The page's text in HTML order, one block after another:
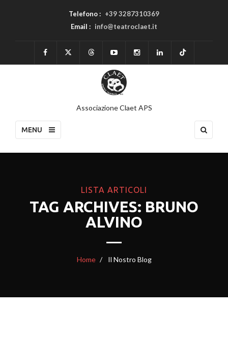
Telefono : +39 3287310369
Email : info@teatroclaet.it
Associazione Claet APS
MENU
LISTA ARTICOLI
TAG ARCHIVES: BRUNO
ALVINO
Home Il Nostro Blog